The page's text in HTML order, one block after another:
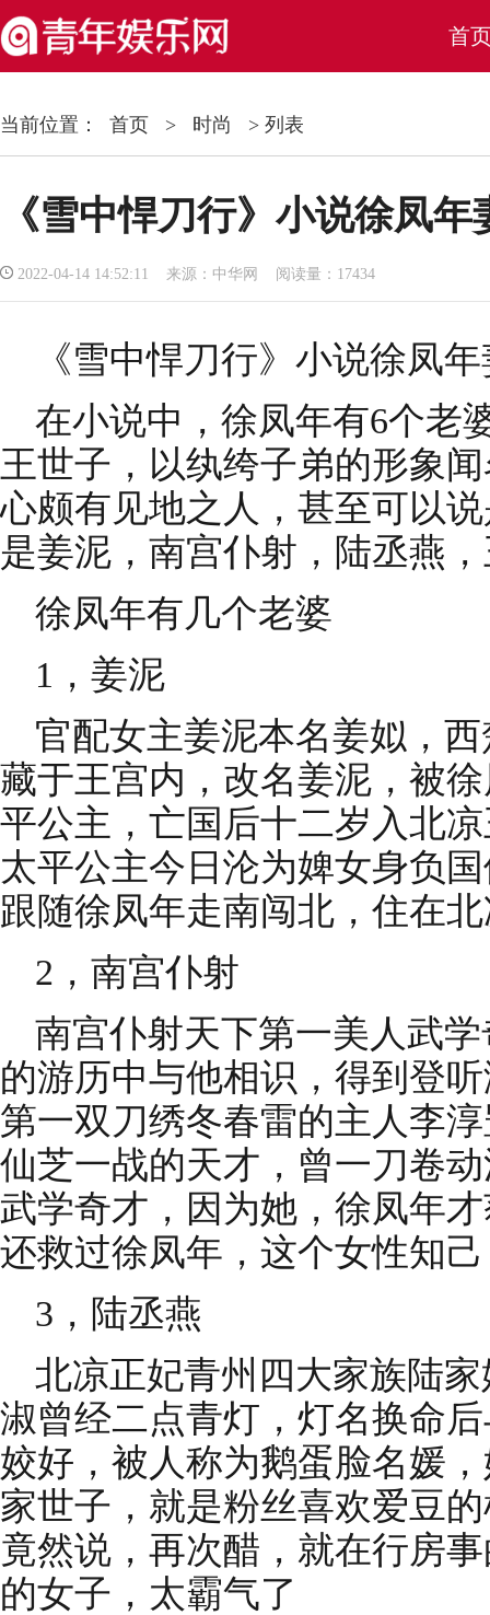
首
当前位置： 首页 > 时尚 > 列表
《雪中悍刀行》小说徐凤
2022-04-14 14:52:11 来源：中华网 阅读量：17434
《雪中悍刀行》小说徐凤
在小说中，徐凤年有6个老
王世子，以纨绔子弟的形象
心颇有见地之人，甚至可以
是姜泥，南宫仆射，陆丞燕
徐凤年有几个老婆
1，姜泥
官配女主姜泥本名姜姒，
藏于王宫内，改名姜泥，被
平公主，亡国后十二岁入北
太平公主今日沦为婢女身负
跟随徐凤年走南闯北，住在
2，南宫仆射
南宫仆射天下第一美人武
的游历中与他相识，得到登
第一双刀绣冬春雷的主人李
仙芝一战的天才，曾一刀卷
武学奇才，因为她，徐凤年
还救过徐凤年，这个女性知
3，陆丞燕
北凉正妃青州四大家族陆
淑曾经二点青灯，灯名换命
姣好，被人称为鹅蛋脸名媛
家世子，就是粉丝喜欢爱豆
竟然说，再次醋，就在行房
的女子，太霸气了